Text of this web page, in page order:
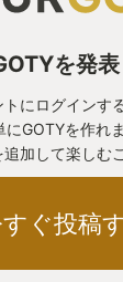
を発
にログインす
にGOTYを作れ
加して楽しむ
ぐ投稿